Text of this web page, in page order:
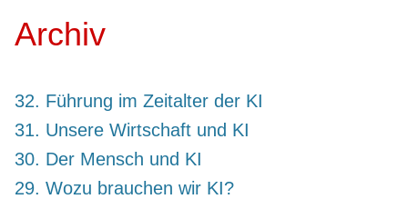
Archiv
32. Führung im Zeitalter der KI
31. Unsere Wirtschaft und KI
30. Der Mensch und KI
29. Wozu brauchen wir KI?